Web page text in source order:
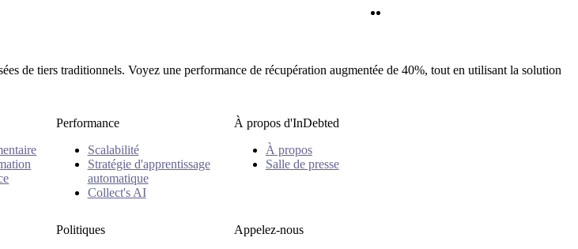
de tiers traditionnels. Voyez une performance de récupération augmentée de 40%, tout en utilisant la solution
Performance
Scalabilité
Stratégie d'apprentissage
automatique
Collect's AI
À propos d'InDebted
À propos
Salle de presse
Politiques
Appelez-nous